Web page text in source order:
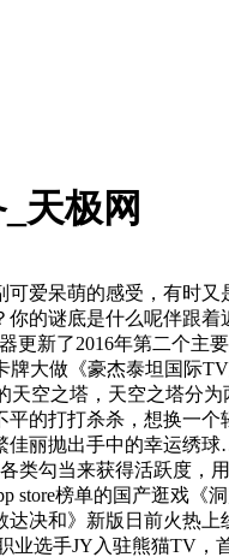
天极网
呆萌的感受，有时又
的谜底是什么呢伴跟
更新了2016年第二个
大做《豪杰泰坦国际
空之塔，天空之塔分
的打打杀杀，想换一
丽抛出手中的幸运绣
类勾当来获得活跃度
榜单的国产逛戏《
决和》新版日前火热
选手JY入驻熊猫TV